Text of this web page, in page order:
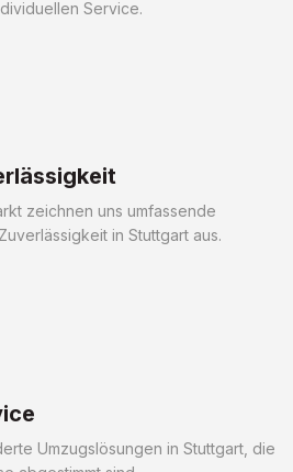
Service.
zeichnen uns umfassende
in Stuttgart aus.
Umzugslösungen in Stuttgart, die